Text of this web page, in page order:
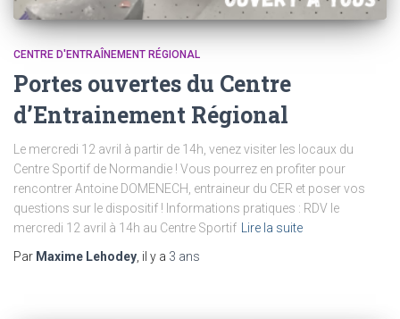
CENTRE D'ENTRAÎNEMENT RÉGIONAL
Portes ouvertes du Centre
d’Entrainement Régional
Le mercredi 12 avril à partir de 14h, venez visiter les locaux du
Centre Sportif de Normandie ! Vous pourrez en profiter pour
rencontrer Antoine DOMENECH, entraineur du CER et poser vos
questions sur le dispositif ! Informations pratiques : RDV le
mercredi 12 avril à 14h au Centre Sportif
Lire la suite
Par Maxime Lehodey , il y a 3 ans